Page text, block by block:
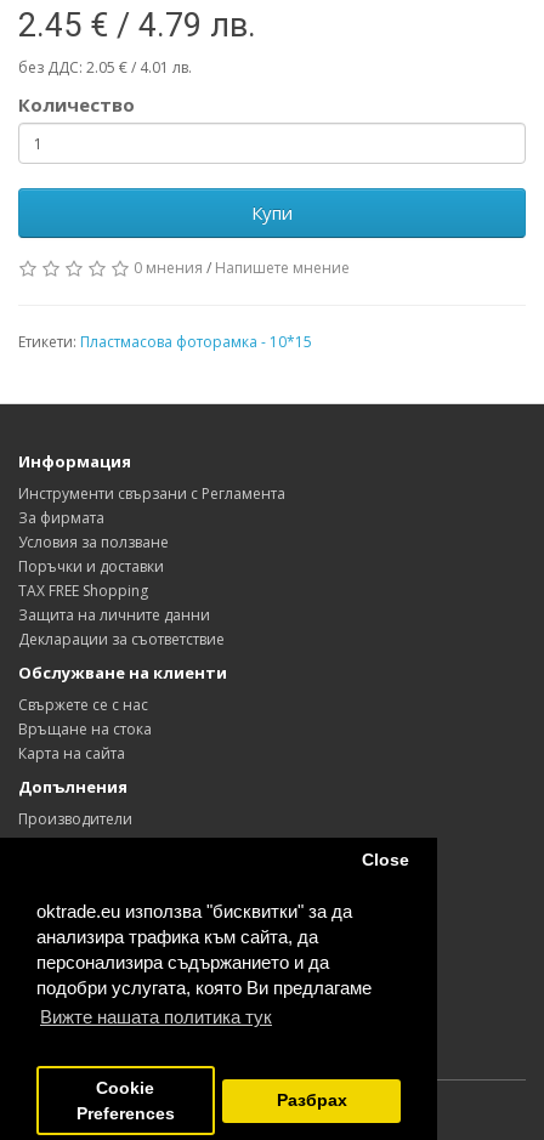
oktrade.eu използва "бисквитки" за да
анализира трафика към сайта, да
персонализира съдържанието и да
подобри услугата, която Ви предлагаме
Вижте нашата политика тук
Close
Cookie
Preferences
Разбрах
2.45 € / 4.79 лв.
без ДДС: 2.05 € / 4.01 лв.
Количество
Купи
0 мнения / Напишете мнение
Етикети: Пластмасова фоторамка - 10*15
Информация
Инструменти свързани с Регламента
За фирмата
Условия за ползване
Поръчки и доставки
TAX FREE Shopping
Защита на личните данни
Декларации за съответствие
Обслужване на клиенти
Свържете се с нас
Връщане на стока
Карта на сайта
Допълнения
Производители
Ваучери
Моят профил
История на поръчките
Любими продукти
Информационен бюлетин
Powered ByOpenCart